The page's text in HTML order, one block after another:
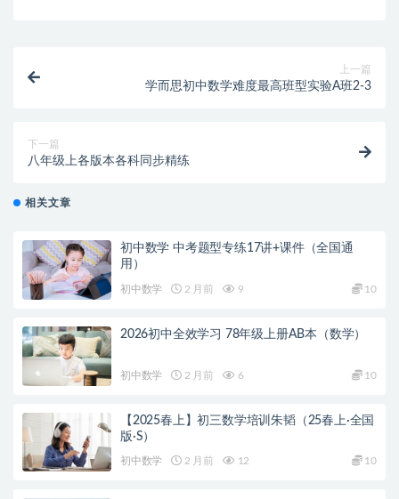
上一篇
学而思初中数学难度最高班型实验A班2-3
下一篇
八年级上各版本各科同步精练
相关文章
初中数学 中考题型专练17讲+课件（全国通
用）
初中数学 2 月前 9 10
2026初中全效学习 78年级上册AB本（数学）
初中数学 2 月前 6 10
【2025春上】初三数学培训朱韬（25春上·全国
版·S）
初中数学 2 月前 12 10